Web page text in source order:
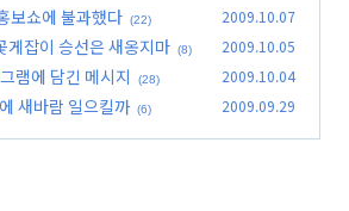
보쇼에 불과했다 (22) 2009.10.07
게잡이 승선은 새옹지마 (8) 2009.10.05
램에 담긴 메시지 (28) 2009.10.04
새바람 일으킬까 (6) 2009.09.29